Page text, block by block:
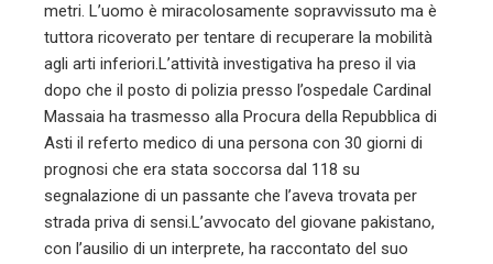
metri. L’uomo è miracolosamente sopravvissuto ma è
tuttora ricoverato per tentare di recuperare la mobilità
agli arti inferiori.L’attività investigativa ha preso il via
dopo che il posto di polizia presso l’ospedale Cardinal
Massaia ha trasmesso alla Procura della Repubblica di
Asti il referto medico di una persona con 30 giorni di
prognosi che era stata soccorsa dal 118 su
segnalazione di un passante che l’aveva trovata per
strada priva di sensi.L’avvocato del giovane pakistano,
con l’ausilio di un interprete, ha raccontato del suo